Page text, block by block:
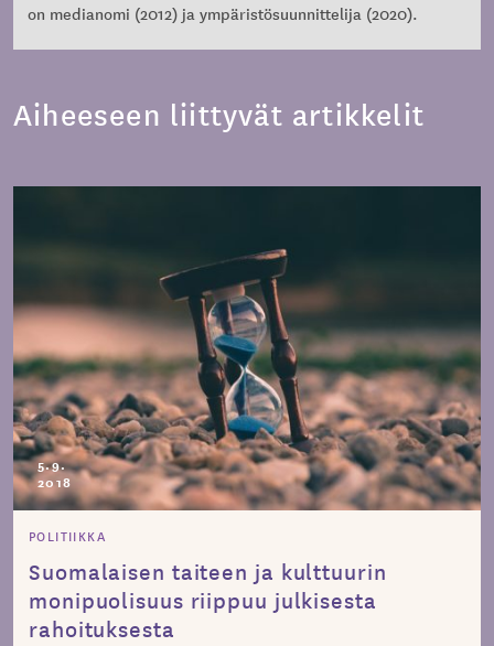
on medianomi (2012) ja ympäristösuunnittelija (2020).
Aiheeseen liittyvät artikkelit
5.9.
2018
POLITIIKKA
Suomalaisen taiteen ja kulttuurin
monipuolisuus riippuu julkisesta
rahoituksesta